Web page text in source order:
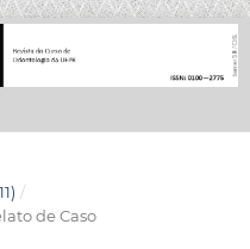
/
de Caso